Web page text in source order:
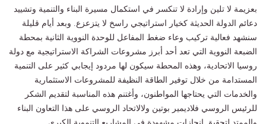
بعزيمة لا تلين وإرادة لا تنكسر في استكمال مسيرة البناء والتنمية وتشييد
دعائم الدولة الحديثة كخيار استراتيجي راسخ لا يتزعزع. وبعد أيام قليلة
سنشهد فعالية تركيب وعاء ضغط المفاعل للوحدة النووية الثانية بمحطة
الضبعة النووية التي تعد أحد أبرز مشروعات الشراكة الاستراتيجية مع دولة
روسيا الاتحادية، وهذه المحطة سيكون لها مردود إيجابي كثير على التنمية
المستدامة من خلال توفير الطاقة النظيفة للمشروعات الاستثمارية
والخدمات التي يحتاجها المواطنون، وأغتنم هذه المناسبة لتقديم الشكر
للرئيس الروسي فلاديمير بوتين ولالاتحاد الروسي على هذا التعاون البناء